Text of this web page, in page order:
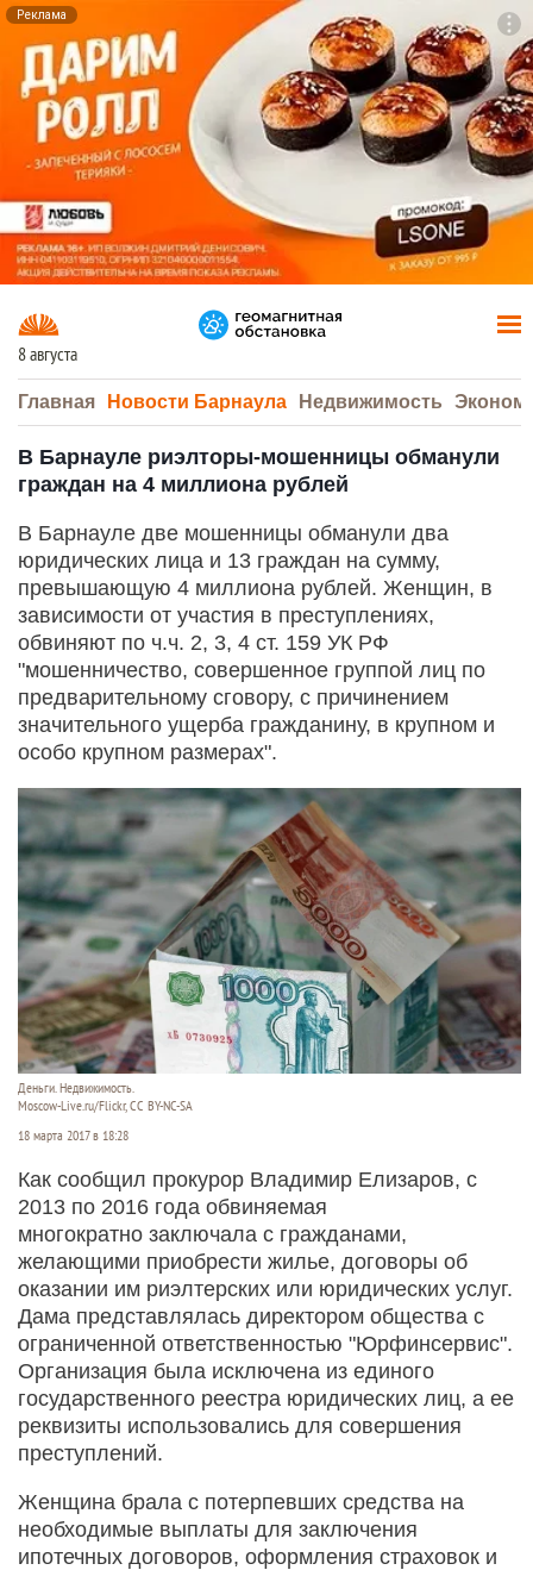
Реклама
8 августа
Главная Новости Барнаула Недвижимость
В Барнауле риэлторы-мошенницы обманули
граждан на 4 миллиона рублей
В Барнауле две мошенницы обманули два
юридических лица и 13 граждан на сумму,
превышающую 4 миллиона рублей. Женщин, в
зависимости от участия в преступлениях,
обвиняют по ч.ч. 2, 3, 4 ст. 159 УК РФ
"мошенничество, совершенное группой лиц по
предварительному сговору, с причинением
значительного ущерба гражданину, в крупном и
особо крупном размерах".
Деньги. Недвижимость.
Moscow-Live.ru/Flickr, CC BY-NC-SA
18 марта 2017 в 18:28
Как сообщил прокурор Владимир Елизаров, с
2013 по 2016 года обвиняемая
многократно заключала с гражданами,
желающими приобрести жилье, договоры об
оказании им риэлтерских или юридических услуг.
Дама представлялась директором общества с
ограниченной ответственностью "Юрфинсервис".
Организация была исключена из единого
государственного реестра юридических лиц, а ее
реквизиты использовались для совершения
преступлений.
Женщина брала с потерпевших средства на
необходимые выплаты для заключения
ипотечных договоров, оформления страховок и